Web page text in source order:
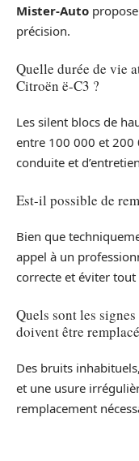
Mister-Auto
précision.
Quelle durée de vie
Citroën ë-C3 ?
Les silent blocs de
entre 100 000 et 200
conduite et
Est-il possible de
Bien que
appel à un
correcte et éviter
Quels sont les
doivent être
Des bruits
et une usure
remplacement